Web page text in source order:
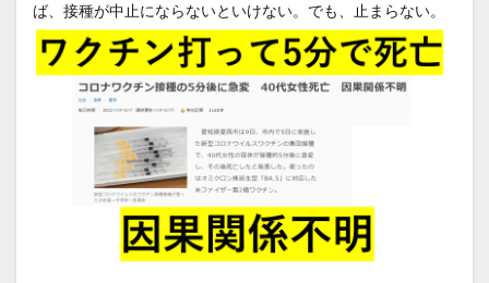
ば、接種が中止にならないといけない。でも、止まらない。